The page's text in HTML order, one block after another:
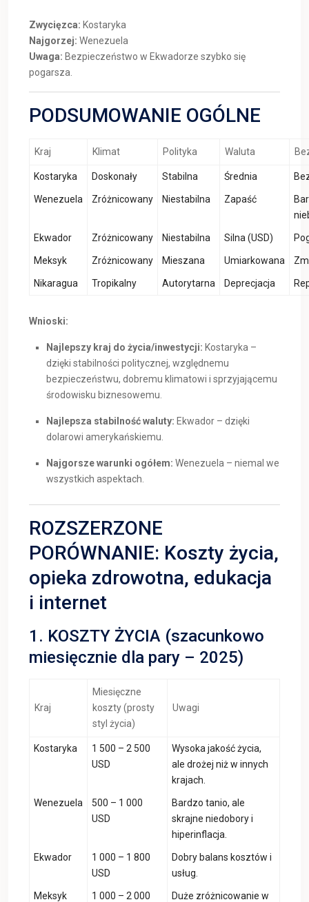
Zwycięzca: Kostaryka
Najgorzej: Wenezuela
Uwaga: Bezpieczeństwo w Ekwadorze szybko się
pogarsza.
PODSUMOWANIE OGÓLNE
Kraj Klimat Polityka Waluta
Kostaryka Doskonały Stabilna Średnia
Wenezuela Zróżnicowany Niestabilna Zapaść
Ekwador Zróżnicowany Niestabilna Silna (USD)
Meksyk Zróżnicowany Mieszana Umiarkowana
Nikaragua Tropikalny Autorytarna Deprecjacja
Wnioski:
Najlepszy kraj do życia/inwestycji: Kostaryka –
dzięki stabilności politycznej, względnemu
bezpieczeństwu, dobremu klimatowi i sprzyjającemu
środowisku biznesowemu.
Najlepsza stabilność waluty: Ekwador – dzięki
dolarowi amerykańskiemu.
Najgorsze warunki ogółem: Wenezuela – niemal we
wszystkich aspektach.
ROZSZERZONE
PORÓWNANIE: Koszty życia,
opieka zdrowotna, edukacja
i internet
1. KOSZTY ŻYCIA (szacunkowo
miesięcznie dla pary – 2025)
Kraj
Miesięczne
koszty (prosty
styl życia)
Uwagi
Kostaryka
1 500 – 2 500
USD
Wysoka jakość życia,
ale drożej niż w innych
krajach.
Wenezuela
500 – 1 000
USD
Bardzo tanio, ale
skrajne niedobory i
hiperinflacja.
Ekwador
1 000 – 1 800
USD
Dobry balans kosztów i
usług.
Meksyk
1 000 – 2 000
Duże zróżnicowanie w